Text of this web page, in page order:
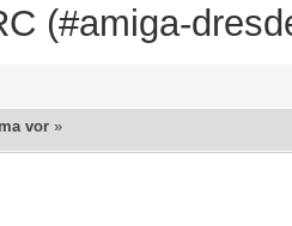
(#amiga-
vor »